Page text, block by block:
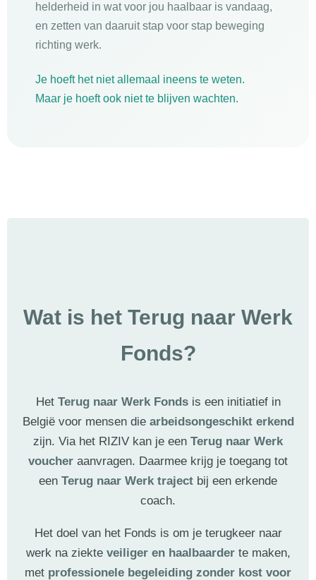
helderheid in wat voor jou haalbaar is vandaag,
en zetten van daaruit stap voor stap beweging
richting werk.
Je hoeft het niet allemaal ineens te weten.
Maar je hoeft ook niet te blijven wachten.
Wat is het Terug naar Werk
Fonds?
Het Terug naar Werk Fondsis een initiatief in
België voor mensen die arbeidsongeschikt erkend
zijn. Via het RIZIV kan je een Terug naar Werk
voucher aanvragen. Daarmee krijg je toegang tot
een Terug naar Werk traject bij een erkende
coach.
Het doel van het Fonds is om je terugkeer naar
werk na ziekte veiliger en haalbaarderte maken,
met professionele begeleiding zonder kost voor